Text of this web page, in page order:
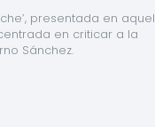
presentada en aquel
en criticar a la
Sánchez.